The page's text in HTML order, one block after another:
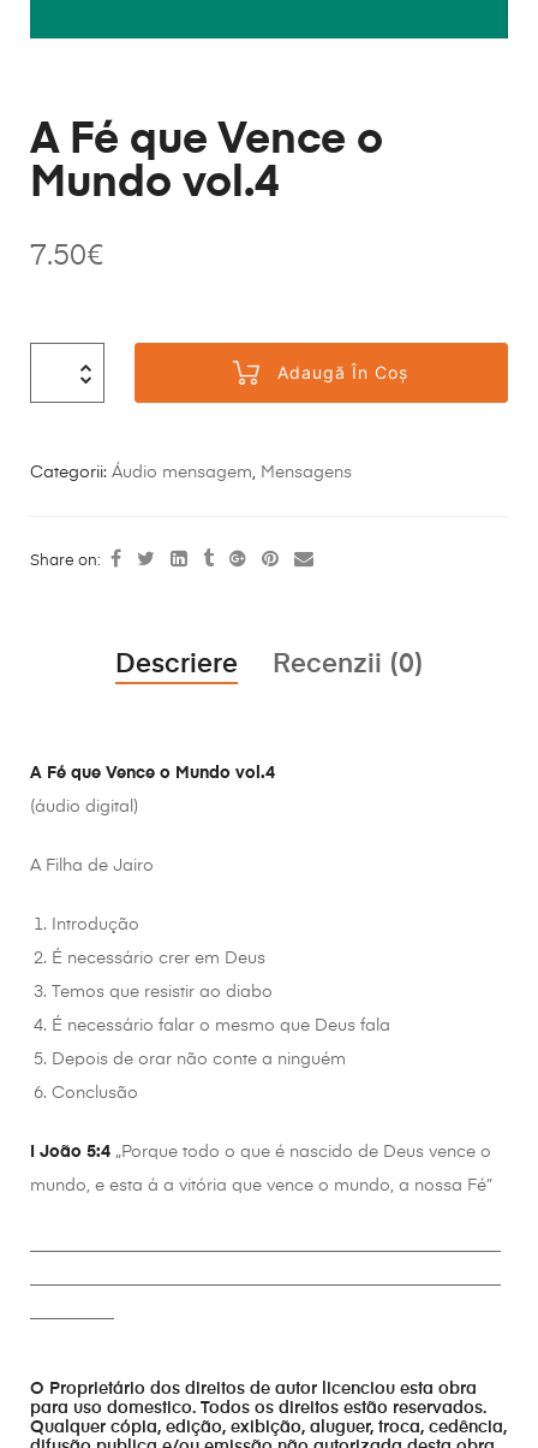
A Fé que Vence o
Mundo vol.4
7.50€
Adaugă În Coș
Categorii: Áudio mensagem, Mensagens
Share on:
Descriere Recenzii (0)
A Fé que Vence o Mundo vol.4
(áudio digital)
A Filha de Jairo
Introdução
É necessário crer em Deus
Temos que resistir ao diabo
É necessário falar o mesmo que Deus fala
Depois de orar não conte a ninguém
Conclusão
I João 5:4 „Porque todo o que é nascido de Deus vence o
mundo, e esta á a vitória que vence o mundo, a nossa Fé”
O Proprietário dos direitos de autor licenciou esta obra
para uso domestico. Todos os direitos estão reservados.
Qualquer cópia, edição, exibição, aluguer, troca, cedência,